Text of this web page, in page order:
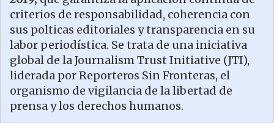
criterios de responsabilidad, coherencia con
sus polticas editoriales y transparencia en su
labor periodística. Se trata de una iniciativa
global de la Journalism Trust Initiative (JTI),
liderada por Reporteros Sin Fronteras, el
organismo de vigilancia de la libertad de
prensa y los derechos humanos.